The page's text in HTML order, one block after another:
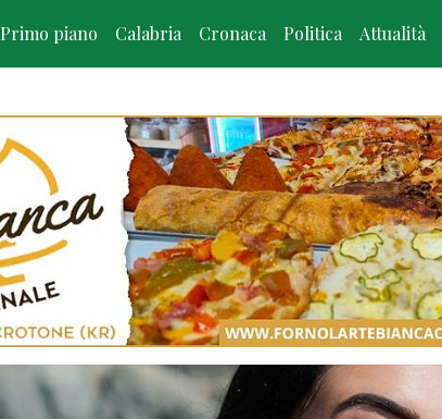
Primo piano Calabria Cronaca Politica Attualità